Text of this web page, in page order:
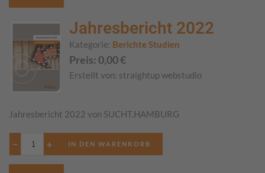
Jahresbericht 2022
Kategorie: Berichte Studien
Preis: 0,00€
Erstellt von: straightup webstudio
Jahresbericht 2022 von SUCHT.HAMBURG
− +